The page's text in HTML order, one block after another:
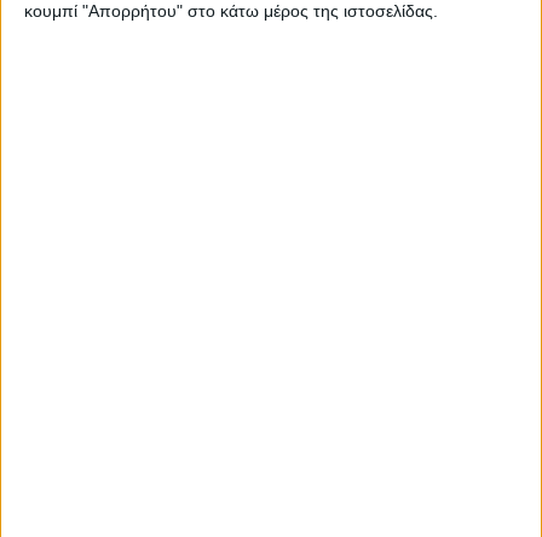
κουμπί "Απορρήτου" στο κάτω μέρος της ιστοσελίδας.